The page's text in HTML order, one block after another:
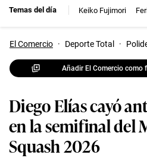
Temas del día Keiko Fujimori
El Comercio · Deporte Total ·
Añadir El Comercio como
Diego Elías cayó
en la semifinal del
Squash 2026